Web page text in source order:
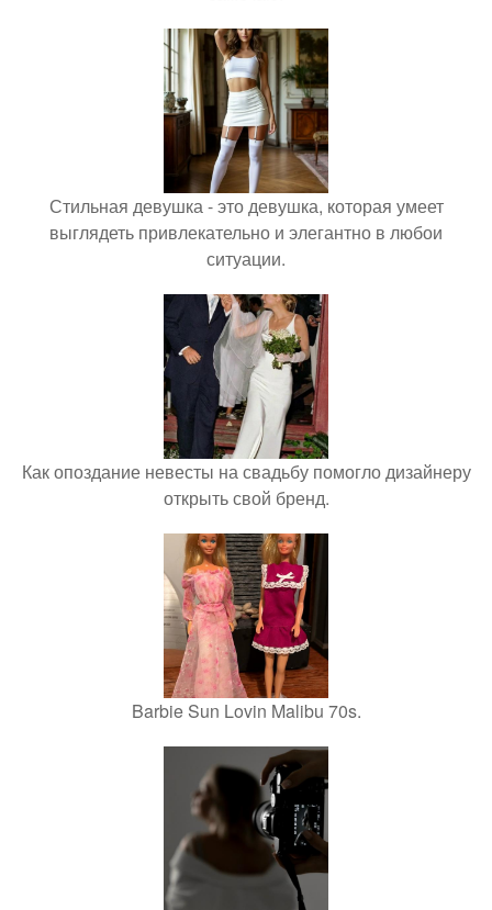
Стильная девушка - это девушка, которая умеет
выглядеть привлекательно и элегантно в любои
ситуации.
Как опоздание невесты на свадьбу помогло дизайнеру
открыть свой бренд.
Barbie Sun Lovin Malibu 70s.